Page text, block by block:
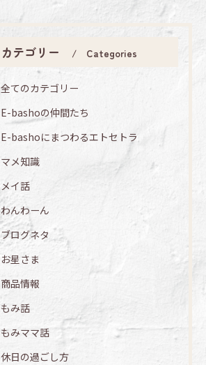
カテゴリー Categories
全てのカテゴリー
E-bashoの仲間たち
E-bashoにまつわるエトセトラ
マメ知識
メイ話
わんわーん
ブログネタ
お星さま
商品情報
もみ話
もみママ話
休日の過ごし方